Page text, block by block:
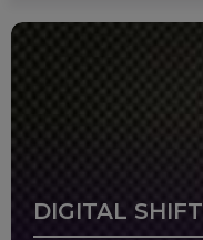
DIGITAL SHIFT